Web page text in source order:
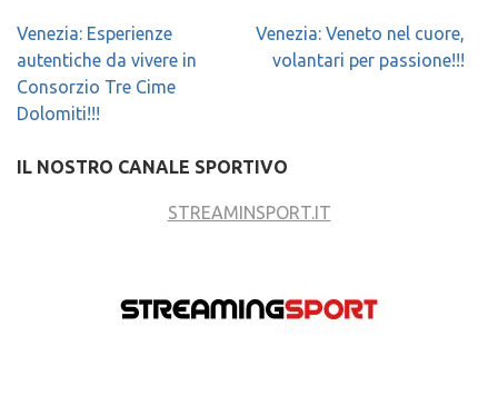
Navigazione
articoli
Venezia: Esperienze
autentiche da vivere in
Consorzio Tre Cime
Dolomiti!!!
Venezia: Veneto nel cuore,
volantari per passione!!!
IL NOSTRO CANALE SPORTIVO
STREAMINSPORT.IT